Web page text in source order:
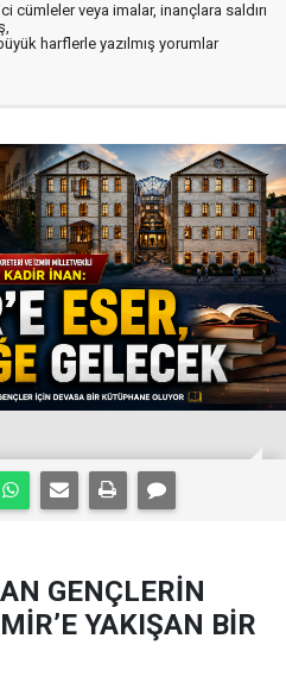
cümleler veya imalar, inançlara saldırı
harflerle yazılmış yorumlar
GENÇLERİN
YAKIŞAN BİR